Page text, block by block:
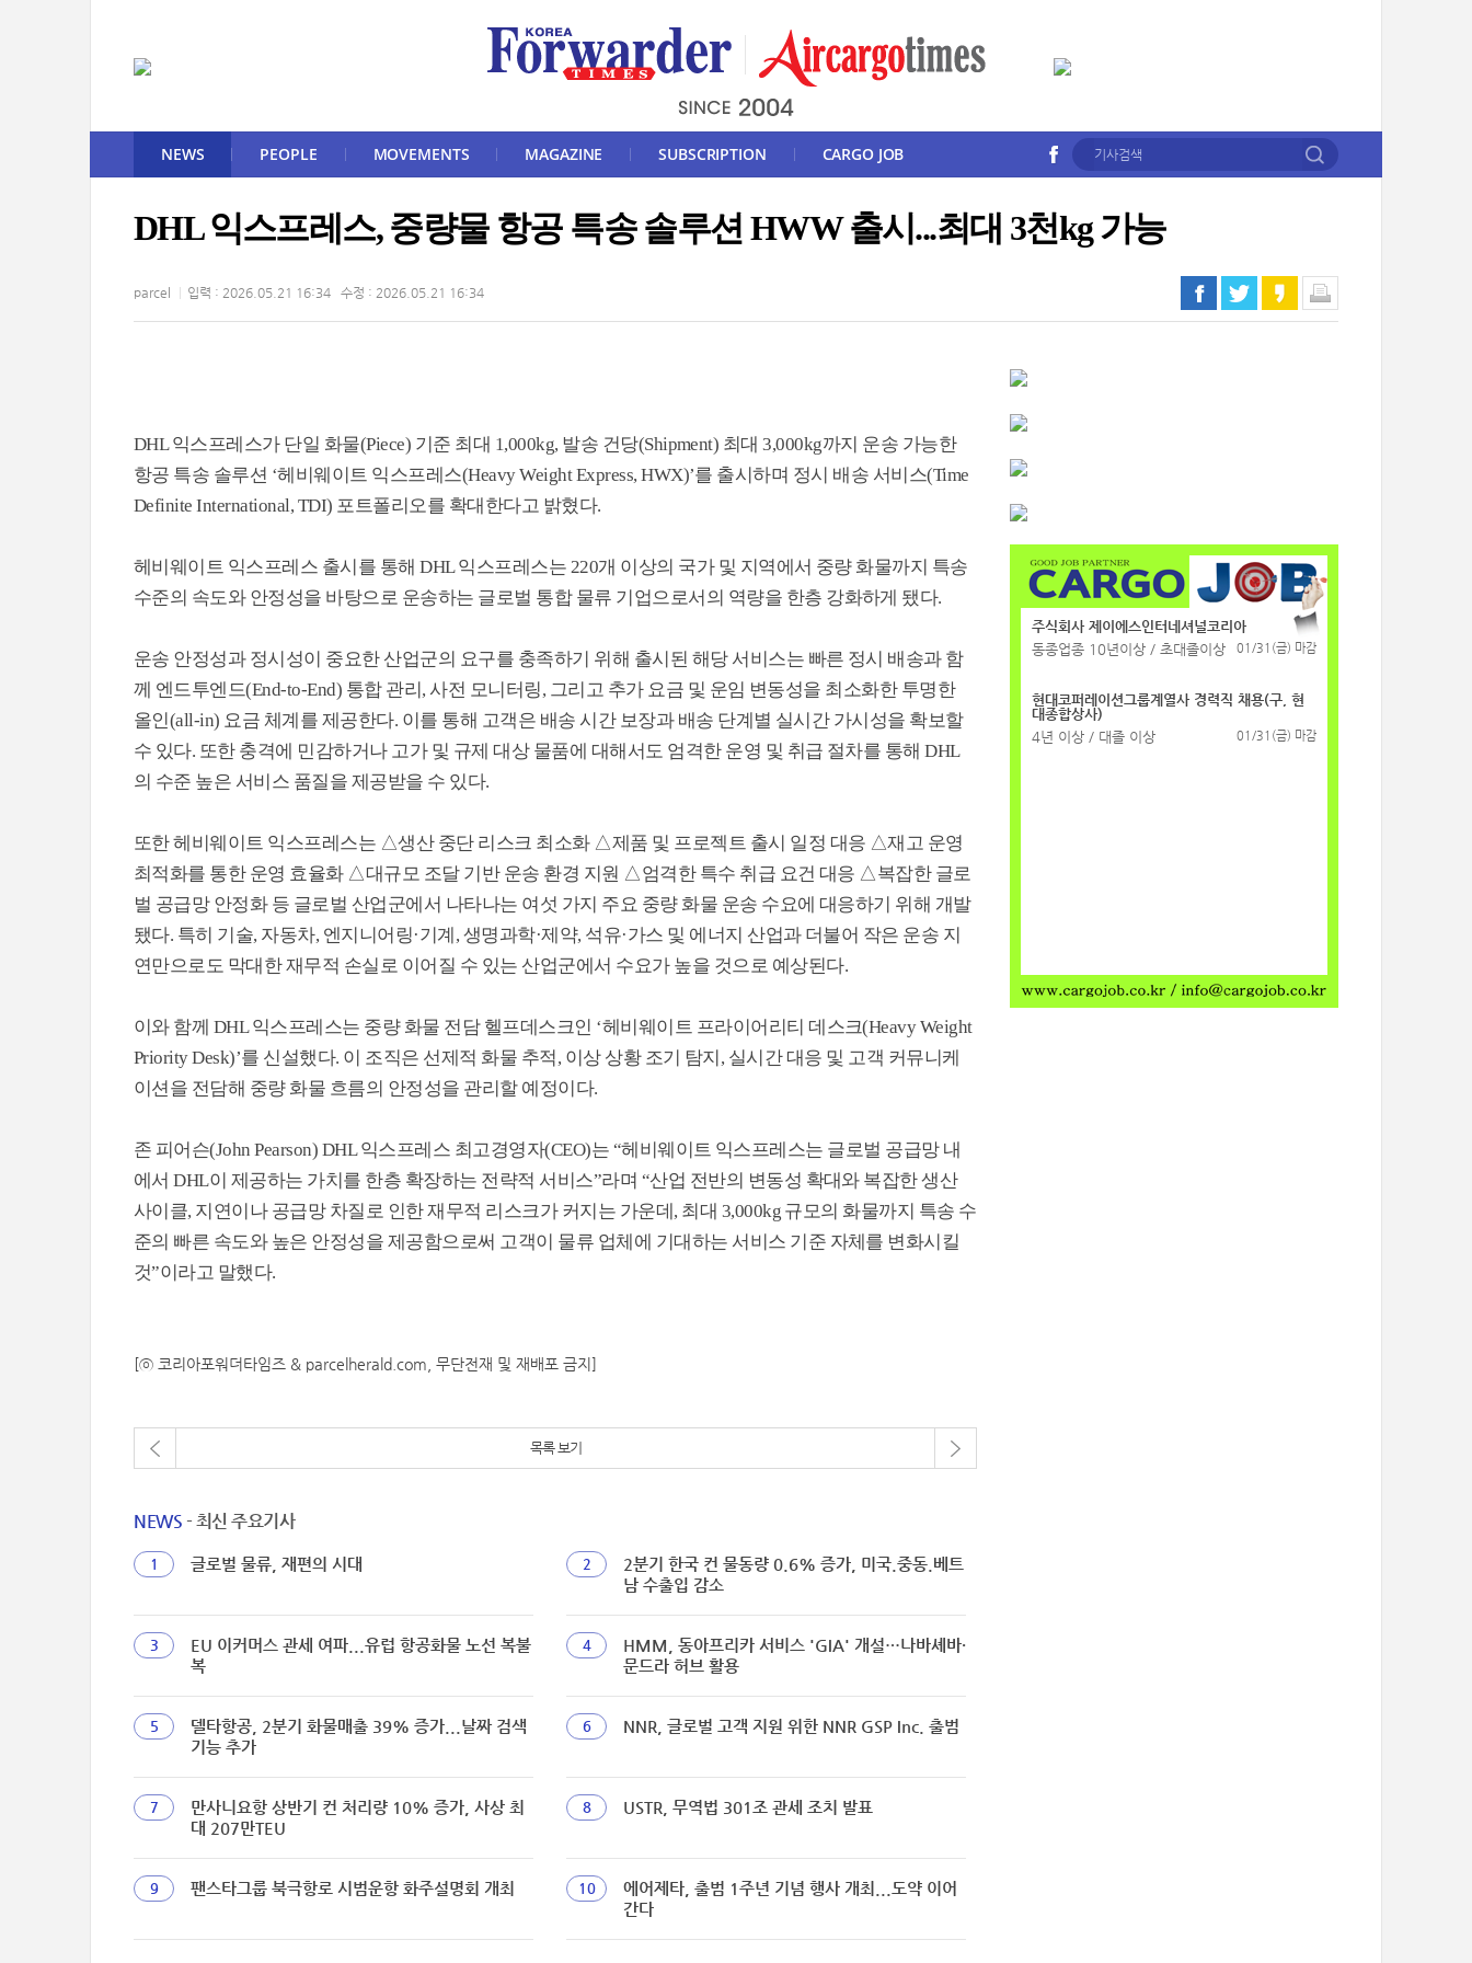
NEWS PEOPLE MOVEMENTS MAGAZINE SUBSCRIPTION CARGO JOB
DHL 익스프레스, 중량물 항공 특송 솔루션 HWW 출시...최대 3천kg 가능
parcel 입력 : 2026.05.21 16:34 수정 : 2026.05.21 16:34
DHL 익스프레스가 단일 화물(Piece) 기준 최대 1,000kg, 발송 건당(Shipment) 최대 3,000kg까지 운송 가능한
항공 특송 솔루션 ‘헤비웨이트 익스프레스(Heavy Weight Express, HWX)’를 출시하며 정시 배송 서비스(Time
Definite International, TDI) 포트폴리오를 확대한다고 밝혔다.
헤비웨이트 익스프레스 출시를 통해 DHL 익스프레스는 220개 이상의 국가 및 지역에서 중량 화물까지 특송
수준의 속도와 안정성을 바탕으로 운송하는 글로벌 통합 물류 기업으로서의 역량을 한층 강화하게 됐다.
운송 안정성과 정시성이 중요한 산업군의 요구를 충족하기 위해 출시된 해당 서비스는 빠른 정시 배송과 함
께 엔드투엔드(End-to-End) 통합 관리, 사전 모니터링, 그리고 추가 요금 및 운임 변동성을 최소화한 투명한
올인(all-in) 요금 체계를 제공한다. 이를 통해 고객은 배송 시간 보장과 배송 단계별 실시간 가시성을 확보할
수 있다. 또한 충격에 민감하거나 고가 및 규제 대상 물품에 대해서도 엄격한 운영 및 취급 절차를 통해 DHL
의 수준 높은 서비스 품질을 제공받을 수 있다.
또한 헤비웨이트 익스프레스는 △생산 중단 리스크 최소화 △제품 및 프로젝트 출시 일정 대응 △재고 운영
최적화를 통한 운영 효율화 △대규모 조달 기반 운송 환경 지원 △엄격한 특수 취급 요건 대응 △복잡한 글로
벌 공급망 안정화 등 글로벌 산업군에서 나타나는 여섯 가지 주요 중량 화물 운송 수요에 대응하기 위해 개발
됐다. 특히 기술, 자동차, 엔지니어링·기계, 생명과학·제약, 석유·가스 및 에너지 산업과 더불어 작은 운송 지
연만으로도 막대한 재무적 손실로 이어질 수 있는 산업군에서 수요가 높을 것으로 예상된다.
이와 함께 DHL 익스프레스는 중량 화물 전담 헬프데스크인 ‘헤비웨이트 프라이어리티 데스크(Heavy Weight
Priority Desk)’를 신설했다. 이 조직은 선제적 화물 추적, 이상 상황 조기 탐지, 실시간 대응 및 고객 커뮤니케
이션을 전담해 중량 화물 흐름의 안정성을 관리할 예정이다.
존 피어슨(John Pearson) DHL 익스프레스 최고경영자(CEO)는 “헤비웨이트 익스프레스는 글로벌 공급망 내
에서 DHL이 제공하는 가치를 한층 확장하는 전략적 서비스”라며 “산업 전반의 변동성 확대와 복잡한 생산
사이클, 지연이나 공급망 차질로 인한 재무적 리스크가 커지는 가운데, 최대 3,000kg 규모의 화물까지 특송 수
준의 빠른 속도와 높은 안정성을 제공함으로써 고객이 물류 업체에 기대하는 서비스 기준 자체를 변화시킬
것”이라고 말했다.
[ⓒ 코리아포워더타임즈 & parcelherald.com, 무단전재 및 재배포 금지]
목록 보기
NEWS - 최신 주요기사
1 글로벌 물류, 재편의 시대 2
2분기 한국 컨 물동량 0.6% 증가, 미국.중동.베트
남 수출입 감소
3
EU 이커머스 관세 여파...유럽 항공화물 노선 복불
복
4
HMM, 동아프리카 서비스 'GIA' 개설…나바셰바·
문드라 허브 활용
5
델타항공, 2분기 화물매출 39% 증가...날짜 검색
기능 추가
6 NNR, 글로벌 고객 지원 위한 NNR GSP Inc. 출범
7
만사니요항 상반기 컨 처리량 10% 증가, 사상 최
대 207만TEU
8 USTR, 무역법 301조 관세 조치 발표
9 팬스타그룹 북극항로 시범운항 화주설명회 개최 10
에어제타, 출범 1주년 기념 행사 개최...도약 이어
간다
주식회사 제이에스인터네셔널코리아
동종업종 10년이상 / 초대졸이상
01/31(금) 마감
현대코퍼레이션그룹계열사 경력직 채용(구, 현
대종합상사)
4년 이상 / 대졸 이상
01/31(금) 마감